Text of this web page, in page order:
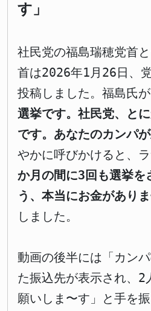
す」
社民党の福島瑞穂党首
首は2026年1月26日、
投稿しました。福島氏が
選挙です。社民党、と
です。あなたのカンパが
やかに呼びかけると、
か月の間に3回も選挙を
う、本当にお金がありま
しました。
動画の後半には「カン
た振込先が表示され、2
願いしま〜す」と手を